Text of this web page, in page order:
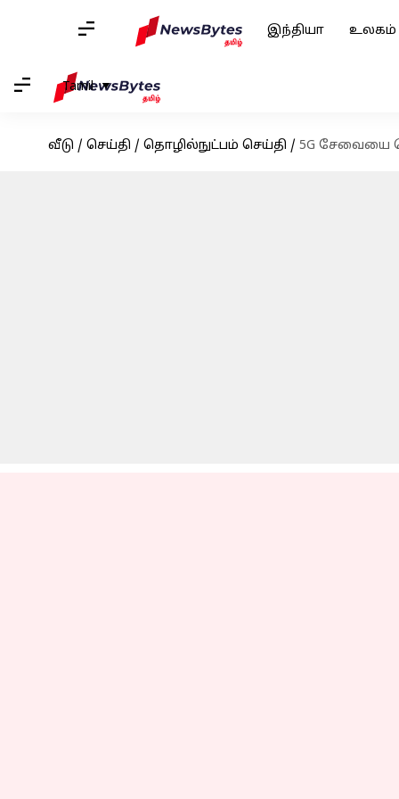
இந்தியா உலகம்
Tamil
வீடு / செய்தி / தொழில்நுட்பம் செய்தி / 5G சேவையை